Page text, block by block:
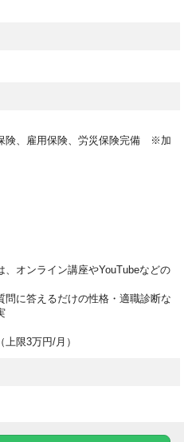
険、雇用保険、労災保険完備 ※加
オンライン講座やYouTubeなどの
に答えるだけの性格・適職診断な
限3万円/月）